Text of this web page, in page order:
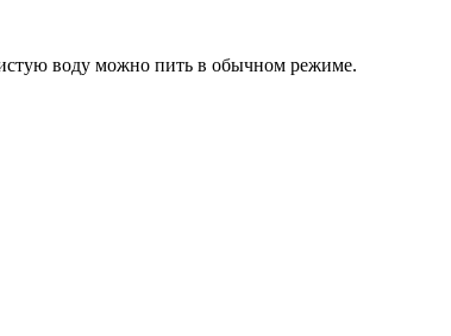
воду можно пить в обычном режиме.